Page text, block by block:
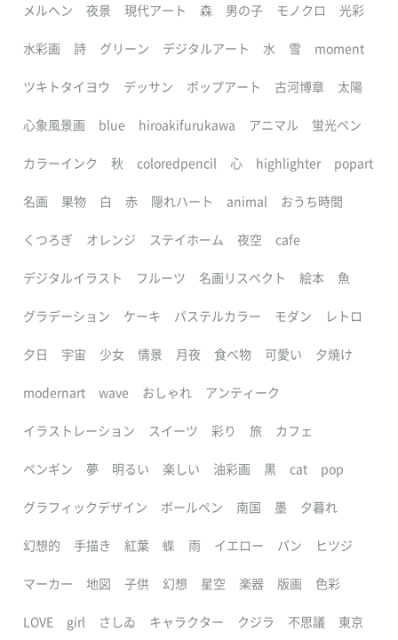
メルヘン 夜景 現代アート 森 男の子 モノクロ 光彩
水彩画 詩 グリーン デジタルアート 水 雪 moment
ツキトタイヨウ デッサン ポップアート 古河博章 太陽
心象風景画 blue hiroakifurukawa アニマル 蛍光ペン
カラーインク 秋 coloredpencil 心 highlighter popart
名画 果物 白 赤 隠れハート animal おうち時間
くつろぎ オレンジ ステイホーム 夜空 cafe
デジタルイラスト フルーツ 名画リスペクト 絵本 魚
グラデーション ケーキ パステルカラー モダン レトロ
夕日 宇宙 少女 情景 月夜 食べ物 可愛い 夕焼け
modernart wave おしゃれ アンティーク
イラストレーション スイーツ 彩り 旅 カフェ
ペンギン 夢 明るい 楽しい 油彩画 黒 cat pop
グラフィックデザイン ボールペン 南国 墨 夕暮れ
幻想的 手描き 紅葉 蝶 雨 イエロー パン ヒツジ
マーカー 地図 子供 幻想 星空 楽器 版画 色彩
LOVE girl さしゐ キャラクター クジラ 不思議 東京